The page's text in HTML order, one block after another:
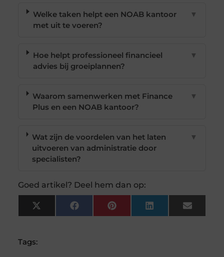
Welke taken helpt een NOAB kantoor
met uit te voeren?
▼
Hoe helpt professioneel financieel
advies bij groeiplannen?
▼
Waarom samenwerken met Finance
Plus en een NOAB kantoor?
▼
Wat zijn de voordelen van het laten
uitvoeren van administratie door
specialisten?
▼
Goed artikel? Deel hem dan op:
X
(Twitter)
FacebookPinterest LinkedIn Email
Tags: